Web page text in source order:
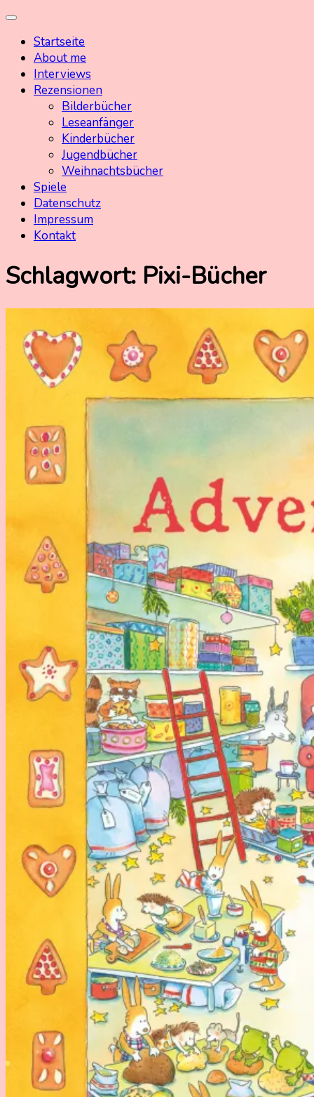
Skip
contentStartseite
About me
Interviews
Rezensionen
Bilderbücher
Leseanfänger
Kinderbücher
Jugendbücher
Weihnachtsbücher
Spiele
Datenschutz
Impressum
Kontakt
Schlagwort: Pixi-Bücher